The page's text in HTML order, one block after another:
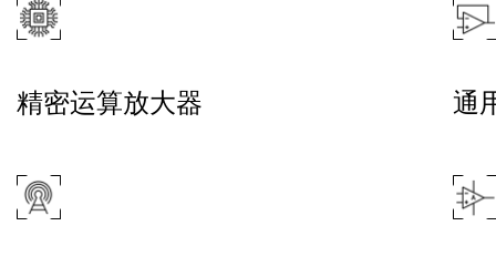
精密运算放大器 通